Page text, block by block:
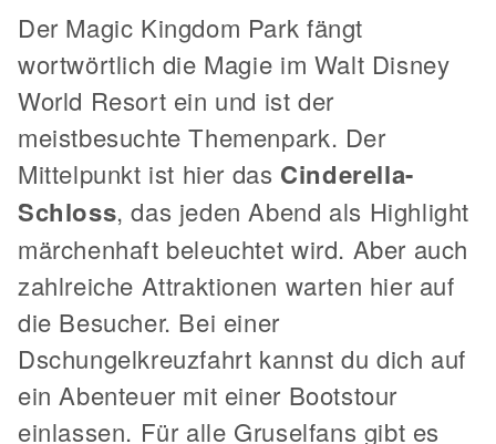
Der Magic Kingdom Park fängt
wortwörtlich die Magie im Walt Disney
World Resort ein und ist der
meistbesuchte Themenpark. Der
Mittelpunkt ist hier das Cinderella-
Schloss, das jeden Abend als Highlight
märchenhaft beleuchtet wird. Aber auch
zahlreiche Attraktionen warten hier auf
die Besucher. Bei einer
Dschungelkreuzfahrt kannst du dich auf
ein Abenteuer mit einer Bootstour
einlassen. Für alle Gruselfans gibt es